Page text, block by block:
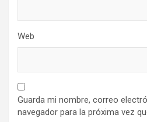
Web
Guarda mi nombre, correo
navegador para la próxima vez